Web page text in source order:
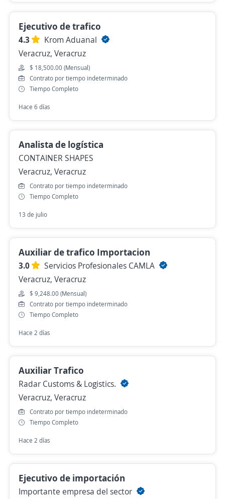
Ejecutivo de trafico
4.3
Krom Aduanal
Veracruz, Veracruz
$ 18,500.00 (Mensual)
Contrato por tiempo indeterminado
Tiempo Completo
Hace 6 días
Analista de logística
CONTAINER SHAPES
Veracruz, Veracruz
Contrato por tiempo indeterminado
Tiempo Completo
13 de julio
Auxiliar de trafico Importacion
3.0
Servicios Profesionales CAMLA
Veracruz, Veracruz
$ 9,248.00 (Mensual)
Contrato por tiempo indeterminado
Tiempo Completo
Hace 2 días
Auxiliar Trafico
Radar Customs & Logistics.
Veracruz, Veracruz
Contrato por tiempo indeterminado
Tiempo Completo
Hace 2 días
Ejecutivo de importación
Importante empresa del sector